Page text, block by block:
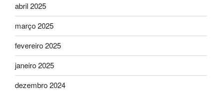
abril 2025
março 2025
fevereiro 2025
janeiro 2025
dezembro 2024